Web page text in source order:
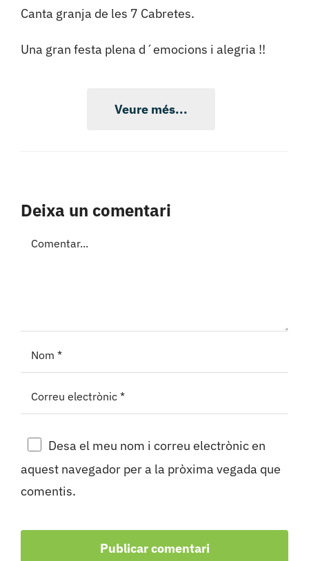
Canta granja de les 7 Cabretes.
Una gran festa plena d´emocions i alegria !!
Veure més...
Deixa un comentari
Comment
Desa el meu nom i correu electrònic en
aquest navegador per a la pròxima vegada que
comentis.